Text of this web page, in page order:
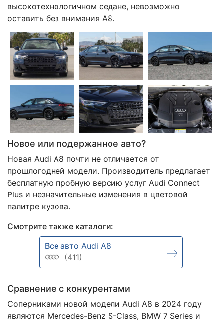
высокотехнологичном седане, невозможно
оставить без внимания А8.
Новое или подержанное авто?
Новая Audi A8 почти не отличается от
прошлогодней модели. Производитель предлагает
бесплатную пробную версию услуг Audi Connect
Plus и незначительные изменения в цветовой
палитре кузова.
Смотрите также каталоги:
Все авто Audi A8
(411)
Сравнение с конкурентами
Соперниками новой модели Audi A8 в 2024 году
являются Mercedes-Benz S-Class, BMW 7 Series и